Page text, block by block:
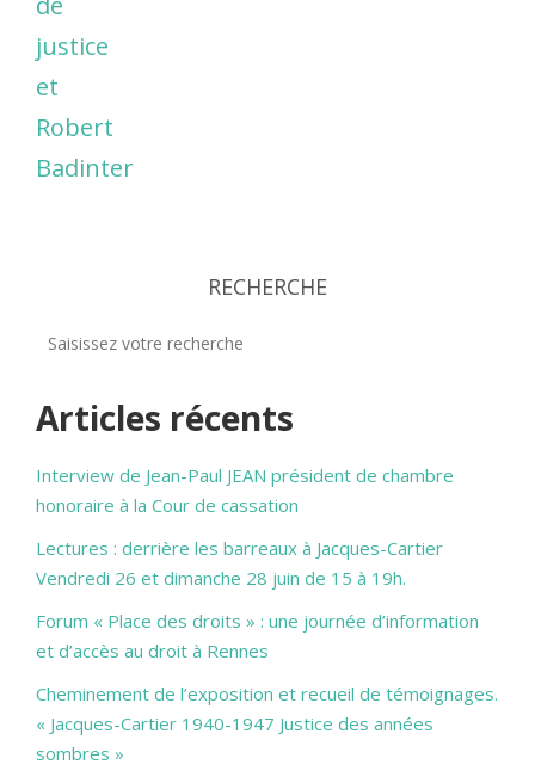
justice
et
Robert
Badinter
RECHERCHE
Articles récents
Interview de Jean-Paul JEAN président de chambre
honoraire à la Cour de cassation
Lectures : derrière les barreaux à Jacques-Cartier
Vendredi 26 et dimanche 28 juin de 15 à 19h.
Forum « Place des droits » : une journée d’information
et d’accès au droit à Rennes
Cheminement de l’exposition et recueil de témoignages.
« Jacques-Cartier 1940-1947 Justice des années
sombres »